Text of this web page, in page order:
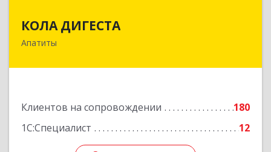
КОЛА ДИГЕСТА
Апатиты
Клиентов на сопровождении
180
1С:Специалист
12